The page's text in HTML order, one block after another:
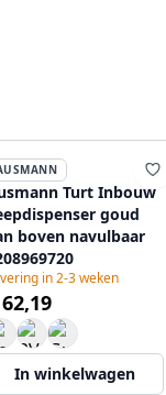
Turt Inbouw
goud
boven navulbaar
in 2-3 weken
In winkelwagen